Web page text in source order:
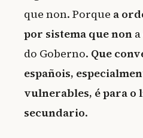
que non. Porque a
por sistema que non
do Goberno. Que
españois,
vulnerables, é para o
secundario.